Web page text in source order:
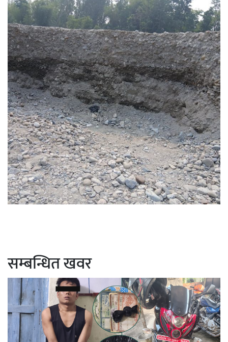
सम्बन्धित खवर